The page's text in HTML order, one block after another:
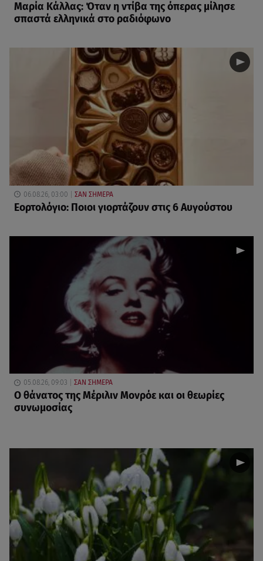
Μαρία Κάλλας: Όταν η ντίβα της όπερας μίλησε
σπαστά ελληνικά στο ραδιόφωνο
06.08.26, 03:00 ΣΑΝ ΣΗΜΕΡΑ
Εορτολόγιο: Ποιοι γιορτάζουν στις 6 Αυγούστου
05.08.26, 09:03 ΣΑΝ ΣΗΜΕΡΑ
O θάνατος της Μέριλιν Μονρόε και οι θεωρίες
συνωμοσίας